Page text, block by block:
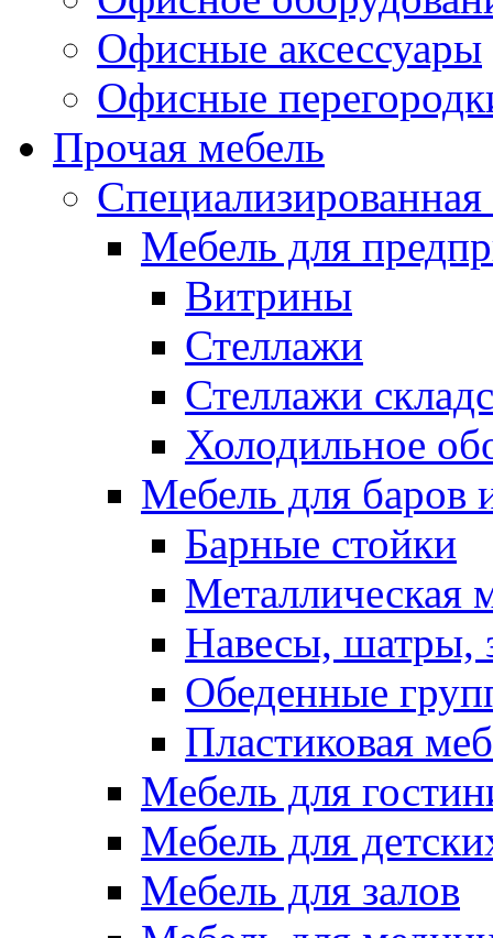
Офисные аксессуары
Офисные
Прочая мебель
Специализированная
Мебель для
Витрины
Стеллажи
Стеллажи
Холодильное
Мебель для баров
Барные стойки
Металлическая
Навесы, шатры,
Обеденные
Пластиковая
Мебель для
Мебель для
Мебель для залов